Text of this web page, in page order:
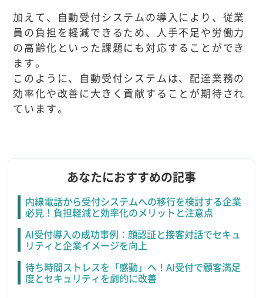
加えて、自動受付システムの導入により、従業
員の負担を軽減できるため、人手不足や労働力
の高齢化といった課題にも対応することができ
ます。
このように、自動受付システムは、配達業務の
効率化や改善に大きく貢献することが期待され
ています。
あなたにおすすめの記事
内線電話から受付システムへの移行を検討する企業
必見！負担軽減と効率化のメリットと注意点
AI受付導入の成功事例：顔認証と接客対話でセキュ
リティと企業イメージを向上
待ち時間ストレスを「感動」へ！AI受付で顧客満足
度とセキュリティを劇的に改善